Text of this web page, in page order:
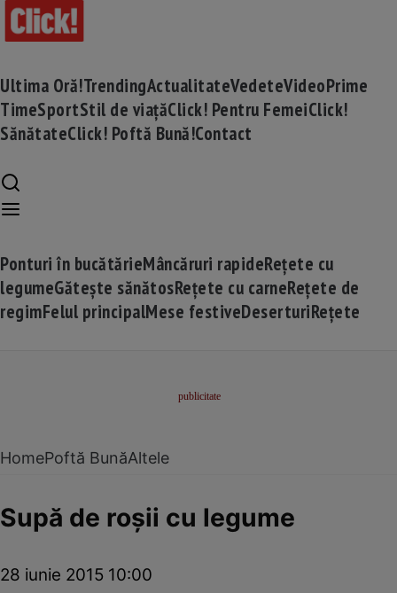
Ultima Oră!TrendingActualitateVedeteVideoPrime
TimeSportStil de viațăClick! Pentru FemeiClick!
SănătateClick! Poftă Bună!Contact
Ponturi în bucătărieMâncăruri rapideRețete cu
legumeGătește sănătosRețete cu carneRețete de
regimFelul principalMese festiveDeserturiRețete
HomePoftă BunăAltele
Supă de roşii cu legume
28 iunie 2015 10:00